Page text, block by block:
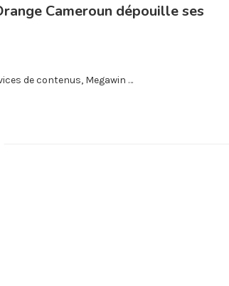
Cameroun dépouille ses
de contenus, Megawin …